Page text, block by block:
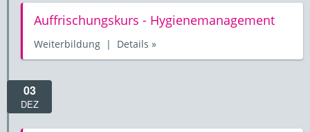
Auffrischungskurs - Hygienemanagement
Weiterbildung | Details »
03
DEZ